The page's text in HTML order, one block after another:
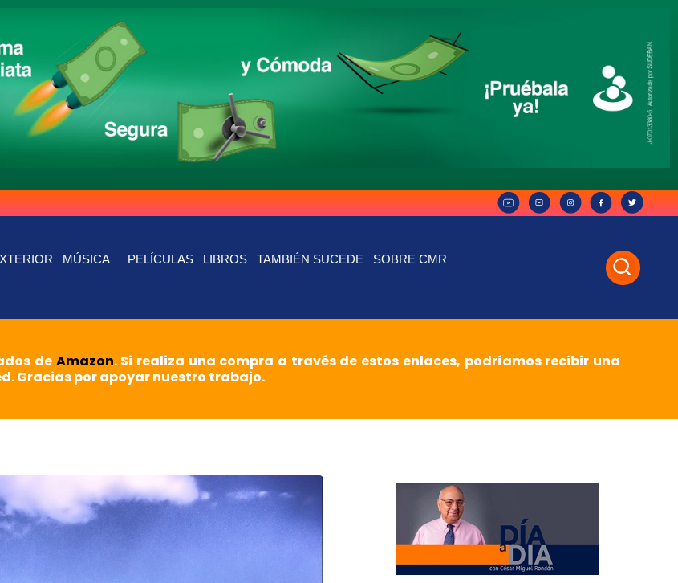
MÚSICA PELÍCULAS LIBROS TAMBIÉN SUCEDE SOBRE CMR
de Amazon. Si realiza una compra a través de estos enlaces, podríamos recibir una
Gracias por apoyar nuestro trabajo.